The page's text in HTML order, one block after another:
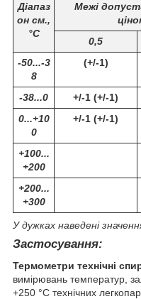
Діапаз
он см.,
°С
Межі
0,5
-50...-3
8
(+/-1)
-38...0 +/-1 (+/-1)
0...+10
0
+/-1 (+/-1)
+100...
+200
+200...
+300
У дужках наведені
Застосування:
Термометри технічні
вимірювань температур,
+250 °C технічних